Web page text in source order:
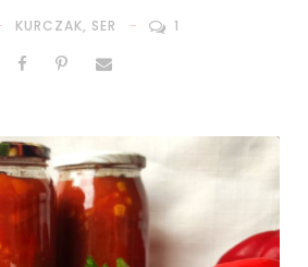
KURCZAK, SER 1